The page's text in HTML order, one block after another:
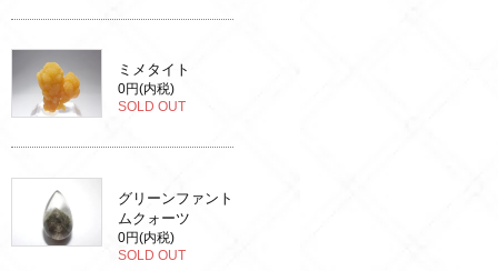
ミメタイト
0円(内税)
SOLD OUT
グリーンファント
ムクォーツ
0円(内税)
SOLD OUT